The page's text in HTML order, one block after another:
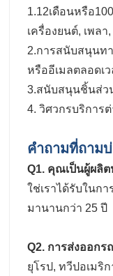
1.12เดือนหรือ
เครื่องยนต์, เพล
2.การสนับสนุนท
หรืออีเมลตลอดเ
3.สนับสนุนชิ้นส่ว
4. วิศวกรบริการ
คำถามที่ถาม
Q1. คุณเป็นผู้ผลิ
ใช่เราได้รับในก
มานานกว่า 25 ปี
Q2. การส่งออก
ยุโรป, ทวีปอเมริ